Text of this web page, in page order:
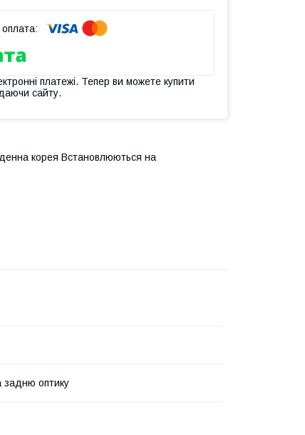
платежі. Тепер ви можете купити
сайту.
корея Встановлюються на
задню оптику